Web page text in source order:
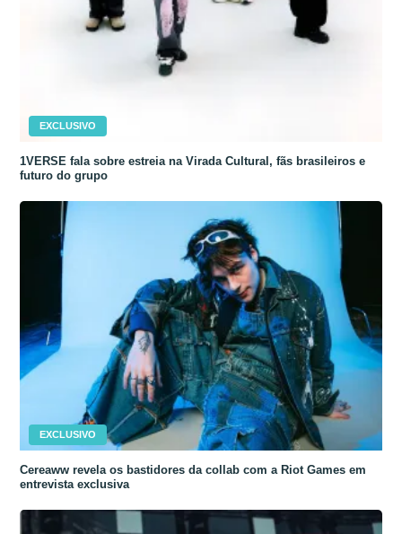
EXCLUSIVO
1VERSE fala sobre estreia na Virada Cultural, fãs brasileiros e
futuro do grupo
EXCLUSIVO
Cereaww revela os bastidores da collab com a Riot Games em
entrevista exclusiva